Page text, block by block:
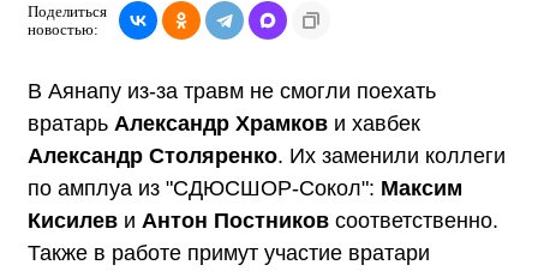
Поделиться
новостью:
В Аянапу из-за травм не смогли поехать
вратарь Александр Храмков и хавбек
Александр Столяренко. Их заменили коллеги
по амплуа из "СДЮСШОР-Сокол": Максим
Кисилев и Антон Постников соответственно.
Также в работе примут участие вратари